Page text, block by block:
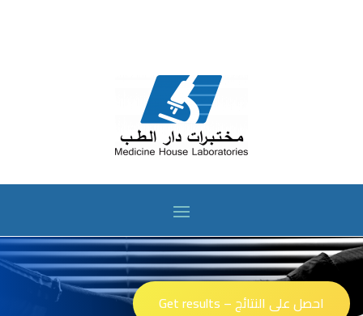
احصل على النتائج – Get results